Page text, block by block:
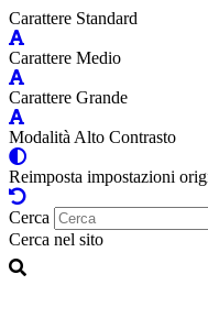
Carattere Standard
Carattere Medio
Carattere Grande
Modalità Alto Contrasto
Reimposta impostazioni
Cerca
Cerca nel sito